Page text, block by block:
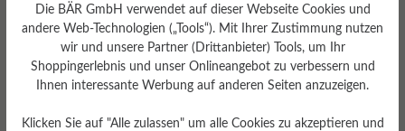
Schlanke Passform
Bewertungen lesen
Die BÄR GmbH verwendet auf dieser Webseite Cookies und
andere Web-Technologien („Tools“). Mit Ihrer Zustimmung nutzen
wir und unsere Partner (Drittanbieter) Tools, um Ihr
Shoppingerlebnis und unser Onlineangebot zu verbessern und
Ihnen interessante Werbung auf anderen Seiten anzuzeigen.
Klicken Sie auf "Alle zulassen" um alle Cookies zu akzeptieren und